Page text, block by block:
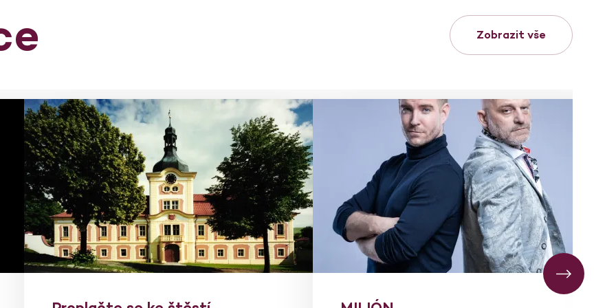
Zobrazit vše